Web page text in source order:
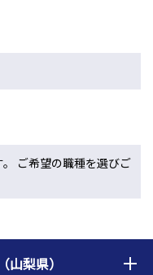
ご希望の職種を選びご
梨県）